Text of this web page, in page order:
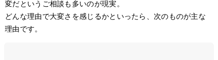
変だというご相談も多いのが現実。
どんな理由で大変さを感じるかといったら、次のものが主な
理由です。